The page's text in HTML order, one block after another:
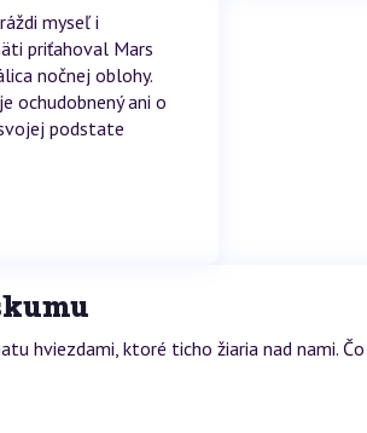
myseľ i
priťahoval Mars
nočnej oblohy.
ochudobnený ani o
podstate
hviezdami, ktoré ticho žiaria nad nami.